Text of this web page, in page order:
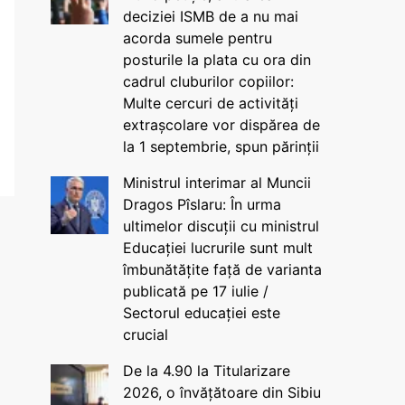
deciziei ISMB de a nu mai
acorda sumele pentru
posturile la plata cu ora din
cadrul cluburilor copiilor:
Multe cercuri de activități
extrașcolare vor dispărea de
la 1 septembrie, spun părinții
Ministrul interimar al Muncii
Dragos Pîslaru: În urma
ultimelor discuții cu ministrul
Educației lucrurile sunt mult
îmbunătățite față de varianta
publicată pe 17 iulie /
Sectorul educației este
crucial
De la 4.90 la Titularizare
2026, o învățătoare din Sibiu